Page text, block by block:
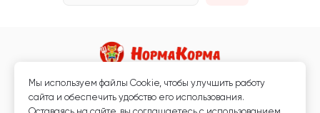
Магазин кормов для животных и ветаптека
Любая информация, размещённая на сайте, не является публичной
Мы используем файлы Сookie, чтобы улучшить работу
сайта и обеспечить удобство его использования.